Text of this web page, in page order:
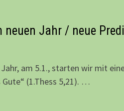
neuen Jahr / neue
am 5.1., starten wir mit
(1.Thess 5,21). …